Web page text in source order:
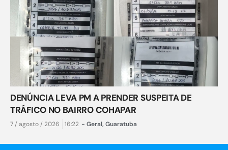
DENÚNCIA LEVA PM A PRENDER SUSPEITA DE
TRÁFICO NO BAIRRO COHAPAR
7 / agosto / 2026 16:22 - Geral, Guaratuba